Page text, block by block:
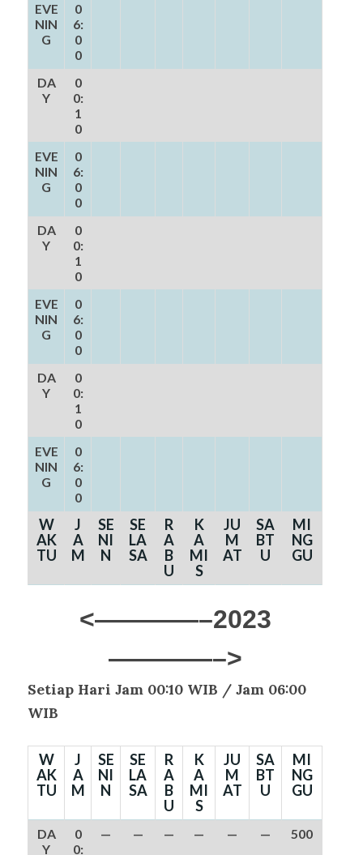
EVE
NIN
G
0
6:
0
0
DA
Y
0
0:
1
0
EVE
NIN
G
0
6:
0
0
DA
Y
0
0:
1
0
EVE
NIN
G
0
6:
0
0
DA
Y
0
0:
1
0
EVE
NIN
G
0
6:
0
0
W
AK
TU
J
A
M
SE
NI
N
SE
LA
SA
R
A
B
U
K
A
MI
S
JU
M
AT
SA
BT
U
MI
NG
GU
<————–2023
————–>
Setiap Hari Jam 00:10 WIB / Jam 06:00
WIB
W
AK
TU
J
A
M
SE
NI
N
SE
LA
SA
R
A
B
U
K
A
MI
S
JU
M
AT
SA
BT
U
MI
NG
GU
DA
Y
0
0:
— — — — — — 500